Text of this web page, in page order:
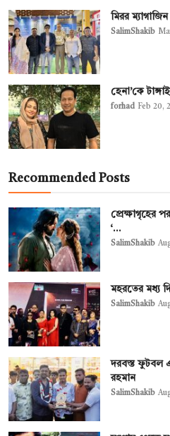
মিরর
SalimShakib
হেনা’কে
forhad Feb 20,
Recommended Posts
প্রেক্ষাগৃহের
‘...
SalimShakib
মহরতের মধ্য
SalimShakib
দরবস্ত ফুটবল
রহমান
SalimShakib